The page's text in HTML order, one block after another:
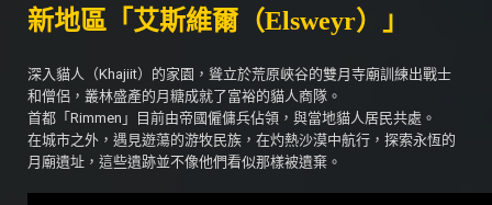
新地區「艾斯維爾（Elsweyr）」
深入貓人（Khajiit）的家園，聳立於荒原峽谷的雙月寺廟訓練出戰士
和僧侶，叢林盛產的月糖成就了富裕的貓人商隊。
首都「Rimmen」目前由帝國僱傭兵佔領，與當地貓人居民共處。
在城市之外，遇見遊蕩的游牧民族，在灼熱沙漠中航行，探索永恆的
月廟遺址，這些遺跡並不像他們看似那樣被遺棄。